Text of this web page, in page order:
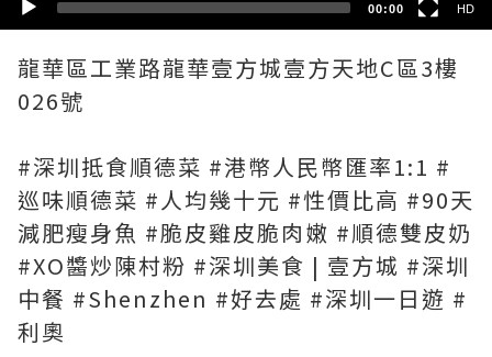
00:00 HD
龍華區工業路龍華壹方城壹方天地C區3樓
026號
#深圳抵食順德菜 #港幣人民幣匯率1:1 #
巡味順德菜 #人均幾十元 #性價比高 #90天
減肥瘦身魚 #脆皮雞皮脆肉嫩 #順德雙皮奶
#XO醬炒陳村粉 #深圳美食 | 壹方城 #深圳
中餐 #Shenzhen #好去處 #深圳一日遊 #
利奧